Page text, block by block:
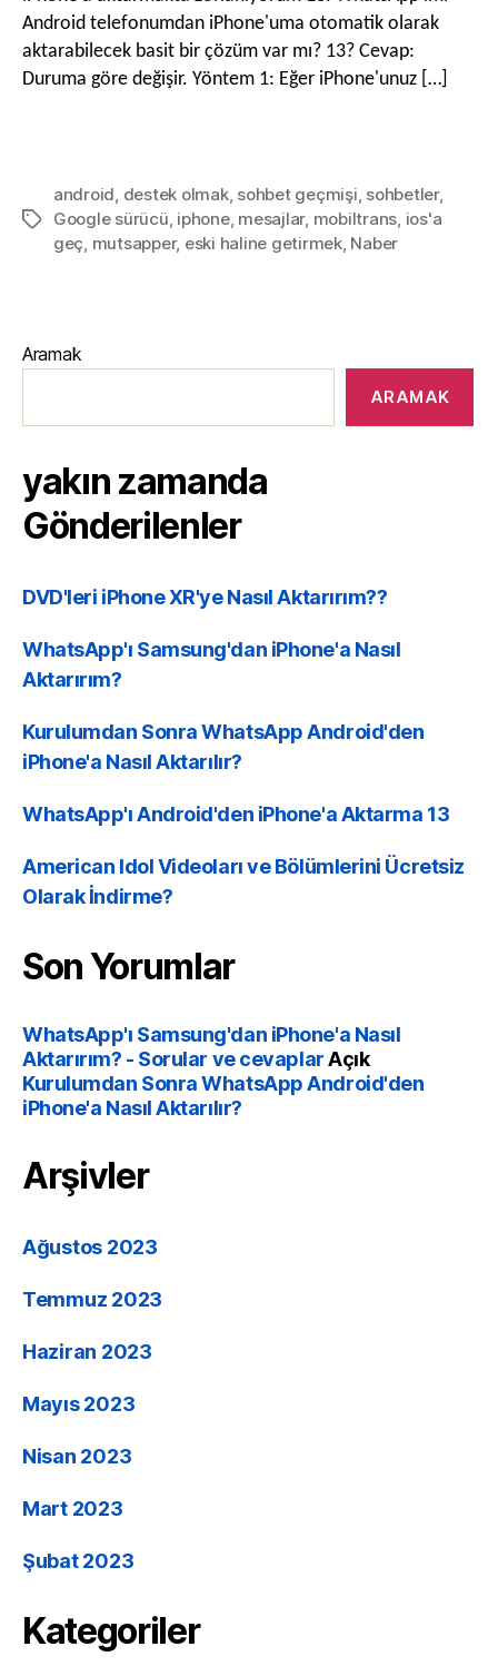
Android telefonumdan iPhone'uma otomatik olarak
aktarabilecek basit bir çözüm var mı? 13? Cevap:
Duruma göre değişir. Yöntem 1: Eğer iPhone'unuz […]
android, destek olmak, sohbet geçmişi, sohbetler,
Google sürücü, iphone, mesajlar, mobiltrans, ios'a
geç, mutsapper, eski haline getirmek, Naber
Aramak
ARAMAK
yakın zamanda
Gönderilenler
DVD'leri iPhone XR'ye Nasıl Aktarırım??
WhatsApp'ı Samsung'dan iPhone'a Nasıl
Aktarırım?
Kurulumdan Sonra WhatsApp Android'den
iPhone'a Nasıl Aktarılır?
WhatsApp'ı Android'den iPhone'a Aktarma 13
American Idol Videoları ve Bölümlerini Ücretsiz
Olarak İndirme?
Son Yorumlar
WhatsApp'ı Samsung'dan iPhone'a Nasıl
Aktarırım? - Sorular ve cevaplarAçık
Kurulumdan Sonra WhatsApp Android'den
iPhone'a Nasıl Aktarılır?
Arşivler
Ağustos 2023
Temmuz 2023
Haziran 2023
Mayıs 2023
Nisan 2023
Mart 2023
Şubat 2023
Kategoriler